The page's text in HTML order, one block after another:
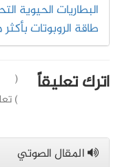
البطاريات الحيوية
طاقة الروبوتات بأكثر من
اترك تعليقاً
(
)
المقال الصوتي